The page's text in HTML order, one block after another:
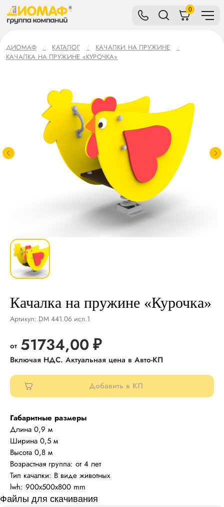
0
ДИОМАФ КАТАЛОГ
КАЧАЛКИ НА ПРУЖИНЕ
КАЧАЛКА НА ПРУЖИНЕ «КУРОЧКА»
Качалка на пружине «Курочка»
Артикул: DM 441.06 исп.1
51734,00 ₽
Добавить в КП
Габаритные размеры
Длина 0,9 м
Ширина 0,5 м
Высота 0,8 м
Возрастная группа: от 4 лет
Тип качалки: В виде животных
lwh: 900x500x800 mm
Файлы для скачивания